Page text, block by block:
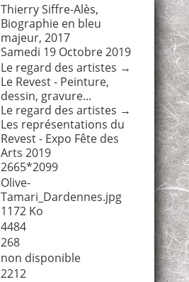
Thierry Siffre-Alès,
Biographie en bleu
majeur, 2017
Samedi 19 Octobre 2019
Le regard des artistes →
Le Revest - Peinture,
dessin, gravure...
Le regard des artistes →
Les représentations du
Revest - Expo Fête des
Arts 2019
2665*2099
Olive-
Tamari_Dardennes.jpg
1172 Ko
4484
268
non disponible
2212